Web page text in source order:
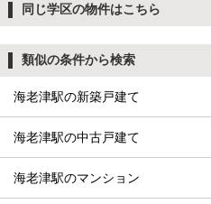
同じ学区の物件はこちら
類似の条件から検索
海老津駅の新築戸建て
海老津駅の中古戸建て
海老津駅のマンション